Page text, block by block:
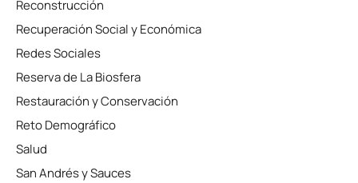
Reconstrucción
Recuperación Social y Económica
Redes Sociales
Reserva de La Biosfera
Restauración y Conservación
Reto Demográfico
Salud
San Andrés y Sauces